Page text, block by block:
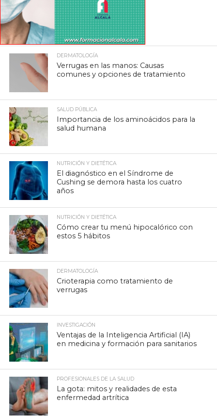
DERMATOLOGÍA
Verrugas en las manos: Causas
comunes y opciones de tratamiento
SALUD PÚBLICA
Importancia de los aminoácidos para la
salud humana
NUTRICIÓN Y DIETÉTICA
El diagnóstico en el Síndrome de
Cushing se demora hasta los cuatro
años
NUTRICIÓN Y DIETÉTICA
Cómo crear tu menú hipocalórico con
estos 5 hábitos
DERMATOLOGÍA
Crioterapia como tratamiento de
verrugas
INVESTIGACIÓN
Ventajas de la Inteligencia Artificial (IA)
en medicina y formación para sanitarios
PROFESIONALES DE LA SALUD
La gota: mitos y realidades de esta
enfermedad artrítica